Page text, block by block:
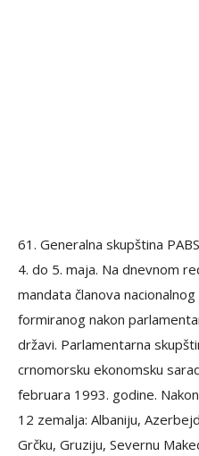
61. Generalna skupština
4. do 5. maja. Na dnevnom
mandata članova
formiranog nakon
državi. Parlamentarna
crnomorsku ekonomsku
februara 1993. godine.
12 zemalja: Albaniju,
Grčku, Gruziju, Severnu